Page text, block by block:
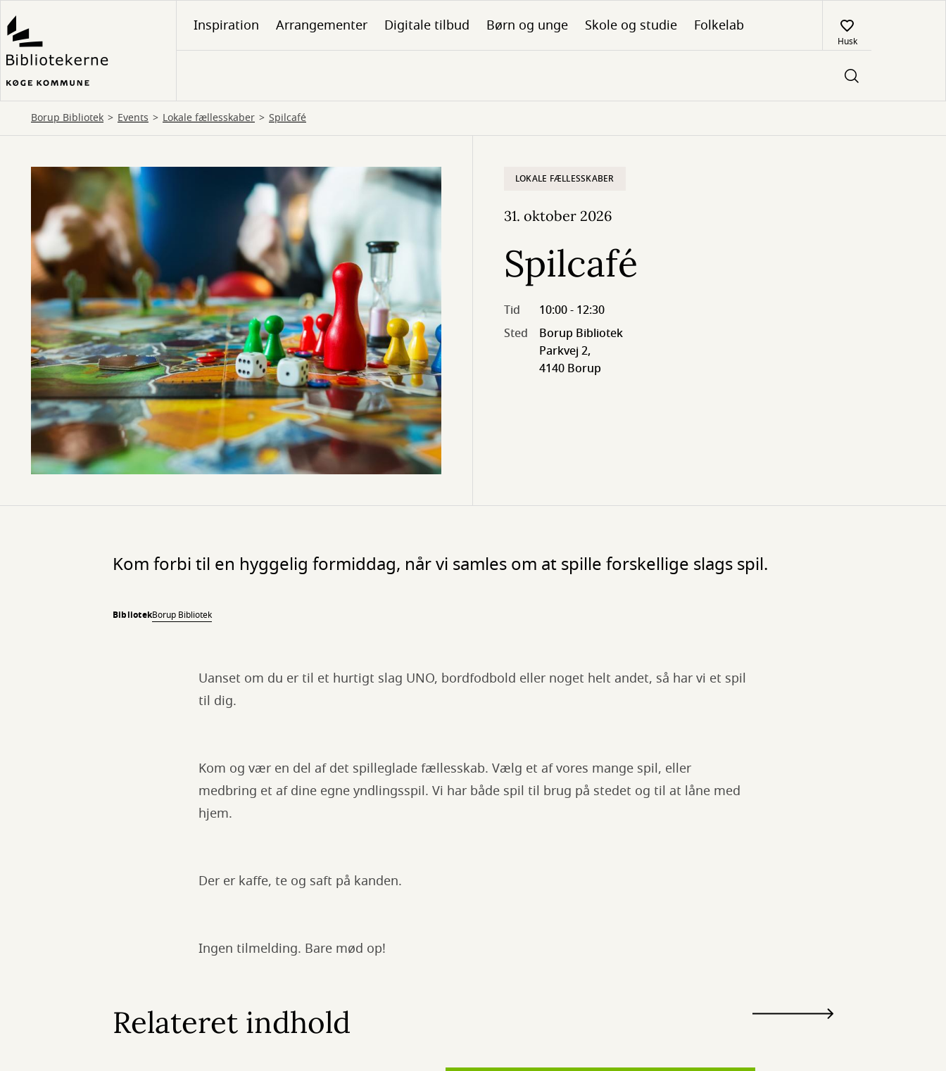
til
hovedindhold
Inspiration Arrangementer Digitale tilbud Børn og unge Skole og studie Folkelab
Husk
Borup Bibliotek Events Lokale fællesskaber Spilcafé
LOKALE FÆLLESSKABER
31. oktober 2026
Spilcafé
Tid
10:00 - 12:30
Sted
Borup Bibliotek
Parkvej 2,
4140 Borup
Kom forbi til en hyggelig formiddag, når vi samles om at spille forskellige slags spil.
BibliotekBorup Bibliotek
Uanset om du er til et hurtigt slag UNO, bordfodbold eller noget helt andet, så har vi et spil
til dig.
Kom og vær en del af det spilleglade fællesskab. Vælg et af vores mange spil, eller
medbring et af dine egne yndlingsspil. Vi har både spil til brug på stedet og til at låne med
hjem.
Der er kaffe, te og saft på kanden.
Ingen tilmelding. Bare mød op!
Relateret indhold